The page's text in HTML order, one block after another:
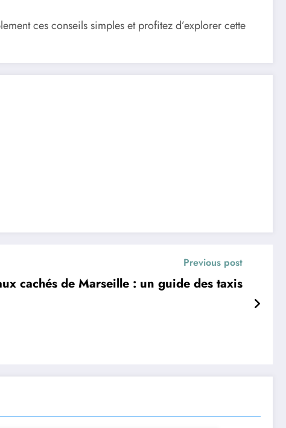
ces conseils simples et profitez d’explorer cette
Previous post
cachés de Marseille : un guide des taxis